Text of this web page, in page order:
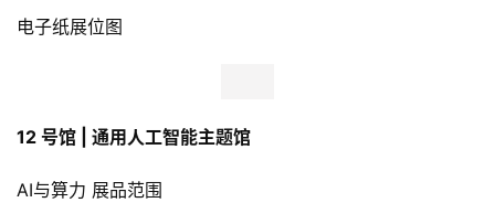
电子纸展位图
12 号馆 | 通用人工智能主题馆
AI与算力 展品范围